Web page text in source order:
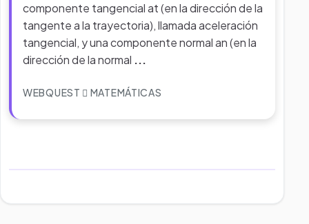
componente tangencial at (en la dirección de la
tangente a la trayectoria), llamada aceleración
tangencial, y una componente normal an (en la
dirección de la normal ...
WEBQUEST MATEMÁTICAS